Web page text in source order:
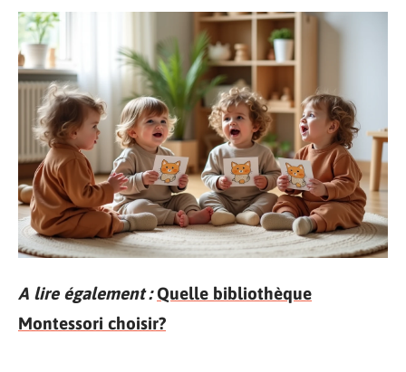
A lire également : Quelle bibliothèque
Montessori choisir?